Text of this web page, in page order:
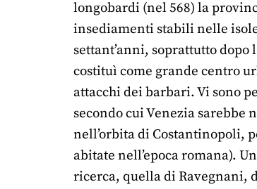
longobardi (nel 568) la
insediamenti stabili nelle
settant’anni, soprattutto
costituì come grande centro
attacchi dei barbari. Vi sono
secondo cui Venezia sarebbe
nell’orbita di Costantinopoli,
abitate nell’epoca romana).
ricerca, quella di Ravegnani,